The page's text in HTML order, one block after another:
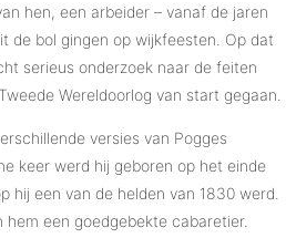
hen, een arbeider – vanaf de jaren
de bol gingen op wijkfeesten. Op dat
serieus onderzoek naar de feiten
Wereldoorlog van start gegaan.
versies van Pogges
keer werd hij geboren op het einde
hij een van de helden van 1830 werd.
hem een goedgebekte cabaretier.